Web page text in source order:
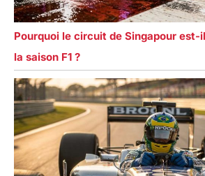
Pourquoi le circuit de Singapour
la saison F1 ?